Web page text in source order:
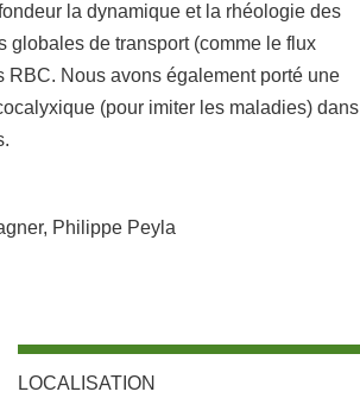
la dynamique et la rhéologie des
globales de transport (comme le flux
Nous avons également porté une
(pour imiter les maladies) dans
Philippe Peyla
LOCALISATION